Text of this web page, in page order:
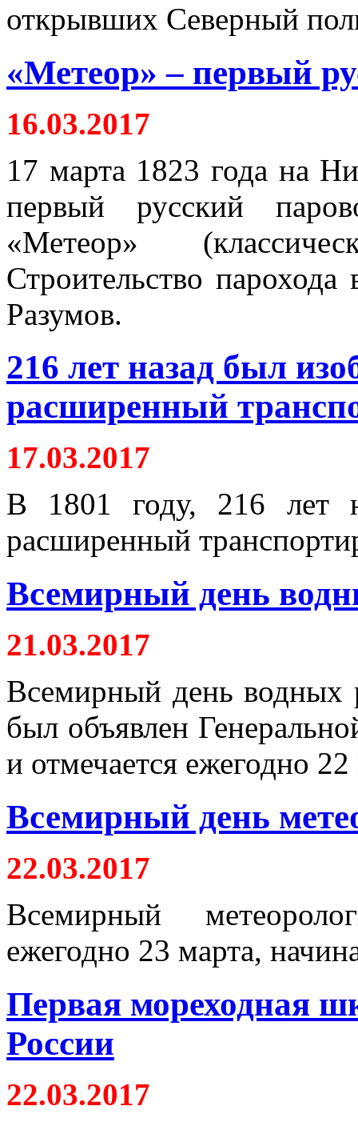
открывших Северный
«Метеор» – первый
16.03.2017
17 марта 1823 года на
первый русский
«Метеор»
Строительство
Разумов.
216 лет назад был
расширенный
17.03.2017
В 1801 году, 216 лет
расширенный
Всемирный день
21.03.2017
Всемирный день водных
был объявлен
и отмечается ежегодно 22
Всемирный день
22.03.2017
Всемирный
ежегодно 23 марта,
Первая мореходная
России
22.03.2017